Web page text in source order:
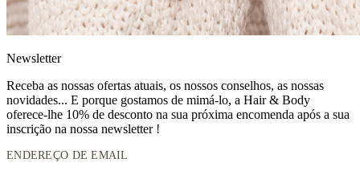
Newsletter
Receba as nossas ofertas atuais, os nossos conselhos, as nossas
novidades... E porque gostamos de mimá-lo, a Hair & Body
oferece-lhe 10% de desconto na sua próxima encomenda após a sua
inscrição na nossa newsletter !
ENDEREÇO DE EMAIL